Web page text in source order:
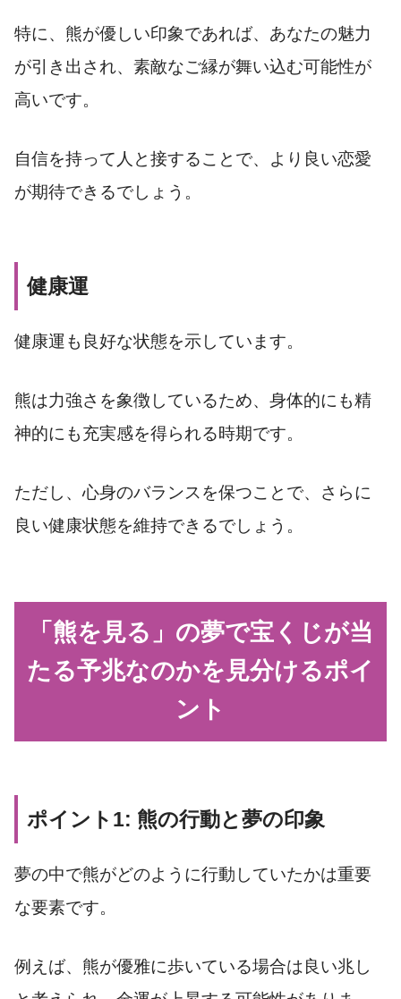
特に、熊が優しい印象であれば、あなたの魅力
が引き出され、素敵なご縁が舞い込む可能性が
高いです。
自信を持って人と接することで、より良い恋愛
が期待できるでしょう。
健康運
健康運も良好な状態を示しています。
熊は力強さを象徴しているため、身体的にも精
神的にも充実感を得られる時期です。
ただし、心身のバランスを保つことで、さらに
良い健康状態を維持できるでしょう。
「熊を見る」の夢で宝くじが当
たる予兆なのかを見分けるポイ
ント
ポイント1: 熊の行動と夢の印象
夢の中で熊がどのように行動していたかは重要
な要素です。
例えば、熊が優雅に歩いている場合は良い兆し